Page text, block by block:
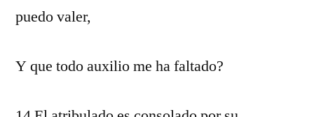
puedo valer,
Y que todo auxilio me ha faltado?